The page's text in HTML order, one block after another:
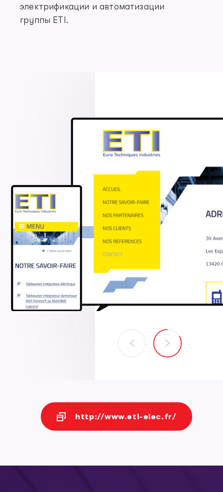
электрификации и автоматизации
группы ETI.
http://www.eti-elec.fr/